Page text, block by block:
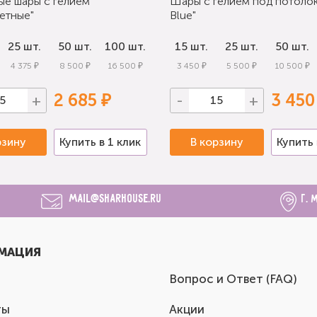
25 шт.
4 375 ₽
50 шт.
8 500 ₽
100 шт.
16 500 ₽
+ 2 685 ₽
Купить в 1 клик
Blue"
15 шт.
3 450 ₽
25 шт.
5 500 ₽
50 шт.
10 500 ₽
- + 3
В корзину Купить
mail@sharhouse.ru г.
Вопрос и Ответ (FAQ)
Акции